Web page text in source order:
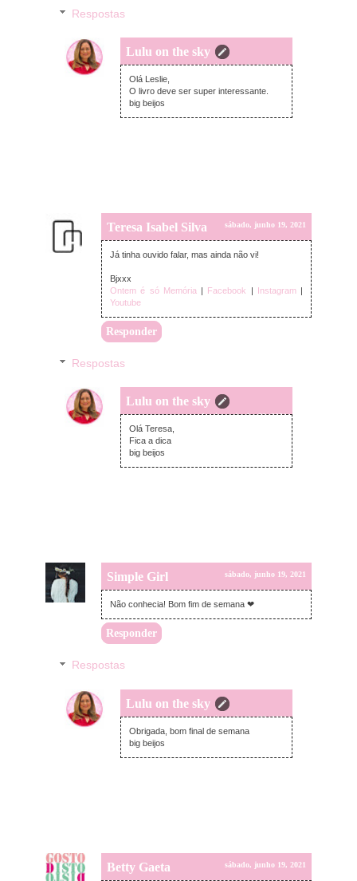
Respostas
Lulu on the sky
domingo, junho 20, 2021
Olá Leslie,
O livro deve ser super interessante.
big beijos
Teresa Isabel Silva sábado, junho 19, 2021
Já tinha ouvido falar, mas ainda não vi!
Bjxxx
Ontem é só Memória | Facebook | Instagram|
Youtube
Responder
Respostas
Lulu on the sky
domingo, junho 20, 2021
Olá Teresa,
Fica a dica
big beijos
Simple Girl sábado, junho 19, 2021
Não conhecia! Bom fim de semana ❤
Responder
Respostas
Lulu on the sky
domingo, junho 20, 2021
Obrigada, bom final de semana
big beijos
Betty Gaeta sábado, junho 19, 2021